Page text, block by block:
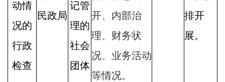
动情
况的
行政
检查
民政局
记管
理的
社会
团体
开、内部治
理、财务状
况、业务活动
等情况。
排开
展。